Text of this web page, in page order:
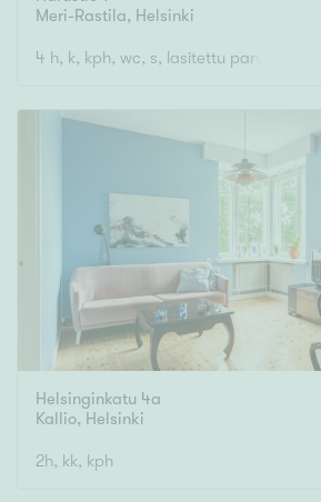
Meri-Rastila, Helsinki
4 h, k, kph, wc, s, lasitettu parveke
Helsinginkatu 4a
Kallio, Helsinki
2h, kk, kph